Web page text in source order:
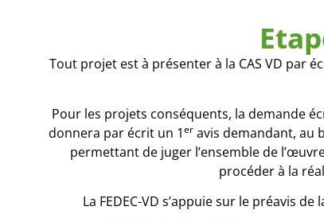
Tout projet est à présenter à la CAS VD par
Pour les projets conséquents, la demande
donnera par écrit un 1eravis demandant, au
permettant de juger l’ensemble de
procéder à la
La FEDEC-VD s’appuie sur le préavis